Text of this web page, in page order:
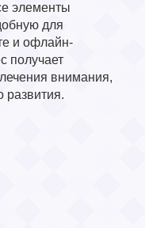
элементы
для
и офлайн-
получает
внимания,
развития.